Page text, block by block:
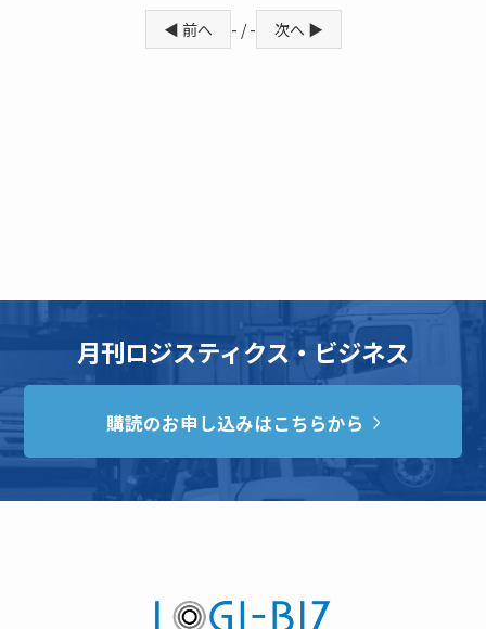
◀ 前へ - / - 次へ ▶
月刊ロジスティクス・ビジネス
購読のお申し込みはこちらから